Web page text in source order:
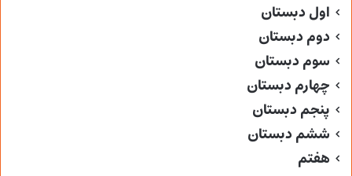
اول دبستان
دوم دبستان
سوم دبستان
چهارم دبستان
پنجم دبستان
ششم دبستان
هفتم